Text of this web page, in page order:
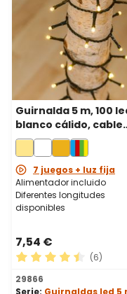
Guirnalda 5 m, 100
blanco cálido, cable
verde
7 juegos + luz fija
Alimentador incluido
Diferentes longitudes
disponibles
7,54 €
Calificación
(6)
29866
Serie: Guirnaldas led 5